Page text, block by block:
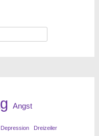
Angst
Depression Dreizeiler